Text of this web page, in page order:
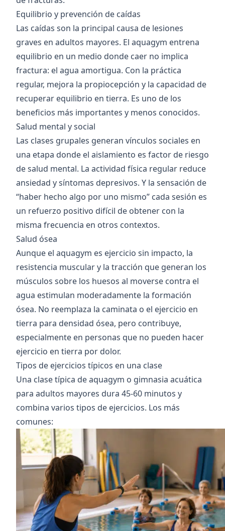
Equilibrio y prevención de caídas
Las caídas son la principal causa de lesiones
graves en adultos mayores. El aquagym entrena
equilibrio en un medio donde caer no implica
fractura: el agua amortigua. Con la práctica
regular, mejora la propiocepción y la capacidad de
recuperar equilibrio en tierra. Es uno de los
beneficios más importantes y menos conocidos.
Salud mental y social
Las clases grupales generan vínculos sociales en
una etapa donde el aislamiento es factor de riesgo
de salud mental. La actividad física regular reduce
ansiedad y síntomas depresivos. Y la sensación de
“haber hecho algo por uno mismo” cada sesión es
un refuerzo positivo difícil de obtener con la
misma frecuencia en otros contextos.
Salud ósea
Aunque el aquagym es ejercicio sin impacto, la
resistencia muscular y la tracción que generan los
músculos sobre los huesos al moverse contra el
agua estimulan moderadamente la formación
ósea. No reemplaza la caminata o el ejercicio en
tierra para densidad ósea, pero contribuye,
especialmente en personas que no pueden hacer
ejercicio en tierra por dolor.
Tipos de ejercicios típicos en una clase
Una clase típica de aquagym o gimnasia acuática
para adultos mayores dura 45-60 minutos y
combina varios tipos de ejercicios. Los más
comunes: